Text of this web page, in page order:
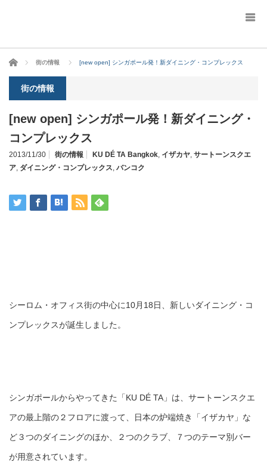
ホーム 街の情報 [new open] シンガポール発！新ダイニング・コンプレックス
街の情報
[new open] シンガポール発！新ダイニング・
コンプレックス
2013/11/30 街の情報 KU DÉ TA Bangkok, イザカヤ, サートーンスクエ
ア, ダイニング・コンプレックス, バンコク
シーロム・オフィス街の中心に10月18日、新しいダイニング・コ
ンプレックスが誕生しました。
シンガポールからやってきた「KU DÉ TA」は、サートーンスクエ
アの最上階の２フロアに渡って、日本の炉端焼き「イザカヤ」な
ど３つのダイニングのほか、２つのクラブ、７つのテーマ別バー
が用意されています。